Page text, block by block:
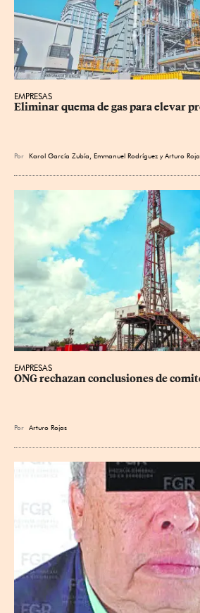
EMPRESAS
Eliminar quema de gas para elevar
Por Karol García Zubía Emmanuel Rodríguez yArturo
EMPRESAS
ONG rechazan conclusiones de
Por Arturo Rojas